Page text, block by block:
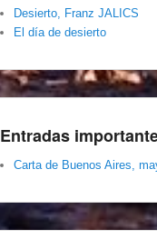
Desierto, Franz JALICS
El día de desierto
Entradas
Carta de Buenos Aires,